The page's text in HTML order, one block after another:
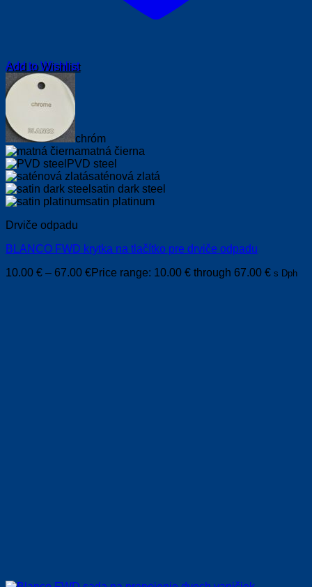
Add to Wishlist
chróm
matná čierna
PVD steel
saténová zlatá
satin dark steel
satin platinum
Drviče odpadu
BLANCO FWD krytka na tlačítko pre drviče odpadu
10.00 € – 67.00 €Price range: 10.00 € through 67.00 € s Dph